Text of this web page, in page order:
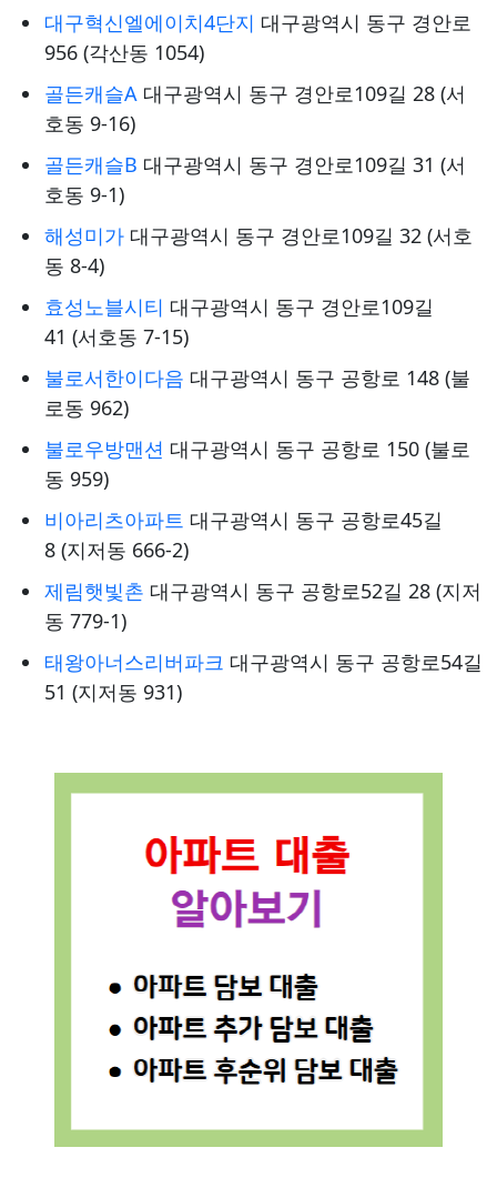
대구혁신엘에이치4단지 대구광역시 동구 경안로
956 (각산동 1054)
골든캐슬A 대구광역시 동구 경안로109길 28 (서
호동 9-16)
골든캐슬B 대구광역시 동구 경안로109길 31 (서
호동 9-1)
해성미가 대구광역시 동구 경안로109길 32 (서호
동 8-4)
효성노블시티 대구광역시 동구 경안로109길
41 (서호동 7-15)
불로서한이다음 대구광역시 동구 공항로 148 (불
로동 962)
불로우방맨션 대구광역시 동구 공항로 150 (불로
동 959)
비아리츠아파트 대구광역시 동구 공항로45길
8 (지저동 666-2)
제림햇빛촌 대구광역시 동구 공항로52길 28 (지저
동 779-1)
태왕아너스리버파크 대구광역시 동구 공항로54길
51 (지저동 931)